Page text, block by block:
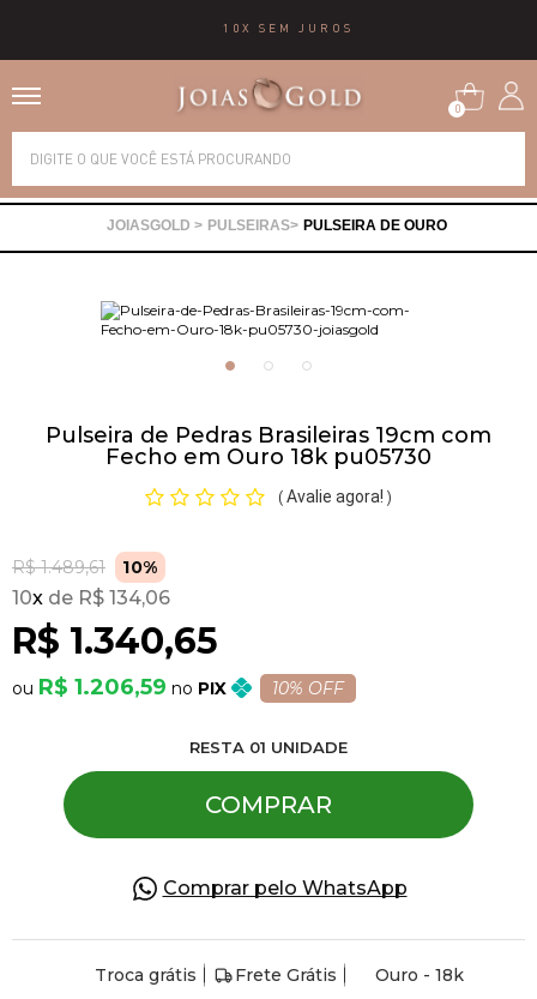
10X SEM JUROS
0
PULSEIRAS PULSEIRA DE OURO
Pulseira de Pedras Brasileiras 19cm com
Fecho em Ouro 18k pu05730
( Avalie agora! )
R$ 1.489,61 10%
R$ 1.340,65
10x R$ 134,06
R$ 1.206,59 PIX 10% OFF
RESTA 01 UNIDADE
COMPRAR
Comprar pelo WhatsApp
Troca grátis Frete Grátis Ouro - 18k
Alianças
Brincos
Gargantilhas
Pulseiras
Piercing
Pedras Preciosas
Presente
OFERTAS